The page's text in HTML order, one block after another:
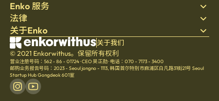
Enko 服务
搜索房源
床上用品
博客
帮助中心
法律
隐私政策
服务条款
取消与退款政策
关于Enko
公司介绍
招聘
文化
关于我们
© 2021 Enkorwithus。保留所有权利
营业注册号码：562 - 86 - 01724·CEO 吴正勋· 电话：070 - 7173 - 3400
邮购业务报告号码：2023 - Seoul jongno - 1113, 韩国首尔特别市麻浦区白凡路31街21号 Seoul
Startup Hub Gongdeok 601室